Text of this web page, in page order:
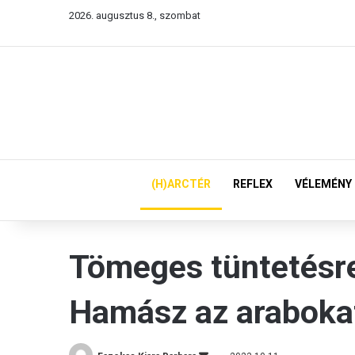
2026. augusztus 8., szombat
(H)ARCTÉR REFLEX VÉLEMÉNY
Tömeges
Hamász az